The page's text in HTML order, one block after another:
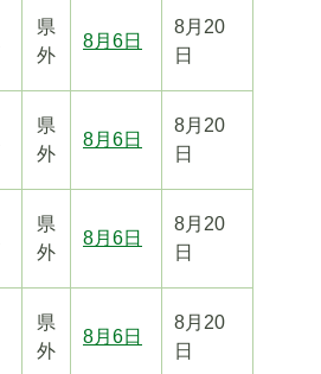
県
外
8月6日
8月20
日
県
外
8月6日
8月20
日
県
外
8月6日
8月20
日
県
外
8月6日
8月20
日